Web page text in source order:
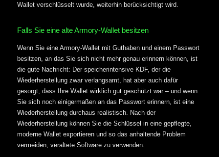
Wallet verschlüsselt wurde, weiterhin berücksichtigt wird.
Falls Sie eine alte Armory-Wallet besitzen
Wenn Sie eine Armory-Wallet mit Guthaben und einem Passwort
besitzen, an das Sie sich nicht mehr genau erinnern können, ist
die gute Nachricht: Der speicherintensive KDF, der die
Wiederherstellung zwar verlangsamt, hat aber auch dafür
gesorgt, dass Ihre Wallet wirklich gut geschützt war – und wenn
Sie sich noch einigermaßen an das Passwort erinnern, ist eine
Wiederherstellung durchaus realistisch. Nach der
Wiederherstellung können Sie die Schlüssel in eine gepflegte,
moderne Wallet exportieren und so das anhaltende Problem
vermeiden, veraltete Software zu verwenden.